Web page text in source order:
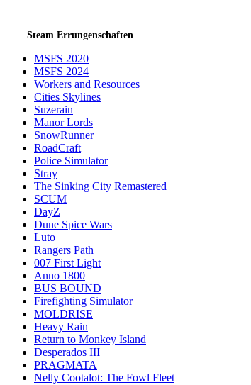
Steam Errungenschaften
MSFS 2020
MSFS 2024
Workers and Resources
Cities Skylines
Suzerain
Manor Lords
SnowRunner
RoadCraft
Police Simulator
Stray
The Sinking City Remastered
SCUM
DayZ
Dune Spice Wars
Luto
Rangers Path
007 First Light
Anno 1800
BUS BOUND
Firefighting Simulator
MOLDRISE
Heavy Rain
Return to Monkey Island
Desperados III
PRAGMATA
Nelly Cootalot: The Fowl Fleet